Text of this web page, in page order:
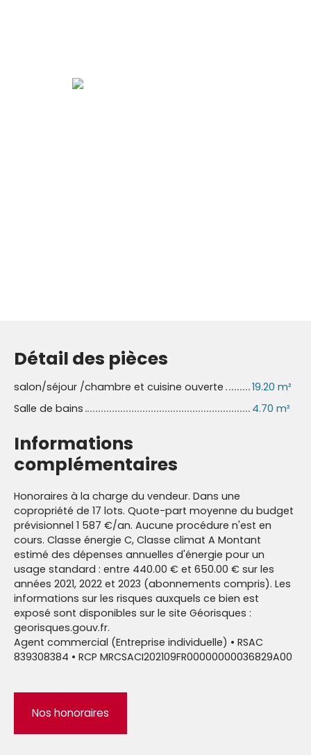
Détail des pièces
salon/séjour /chambre et cuisine ouverte
19.20 m²
Salle de bains
4.70 m²
Informations
complémentaires
Honoraires à la charge du vendeur. Dans une
copropriété de 17 lots. Quote-part moyenne du budget
prévisionnel 1 587 €/an. Aucune procédure n'est en
cours. Classe énergie C, Classe climat A Montant
estimé des dépenses annuelles d'énergie pour un
usage standard : entre 440.00 € et 650.00 € sur les
années 2021, 2022 et 2023 (abonnements compris). Les
informations sur les risques auxquels ce bien est
exposé sont disponibles sur le site Géorisques :
georisques.gouv.fr.
Agent commercial (Entreprise individuelle) • RSAC
839308384 • RCP MRCSACI202109FR00000000036829A00
Nos honoraires